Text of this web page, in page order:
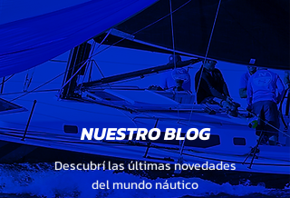
NUESTRO BLOG
Descubrí las últimas novedades
del mundo náutico